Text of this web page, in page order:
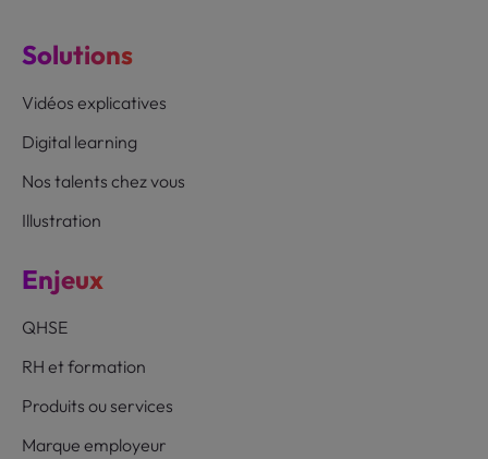
Solutions
Vidéos explicatives
Digital learning
Nos talents chez vous
Illustration
Enjeux
QHSE
RH et formation
Produits ou services
Marque employeur